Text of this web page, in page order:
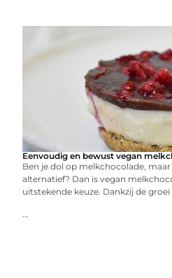
Eenvoudig en bewust vegan
Ben je dol op melkchocolade,
alternatief? Dan is vegan
uitstekende keuze. Dankzij de
...